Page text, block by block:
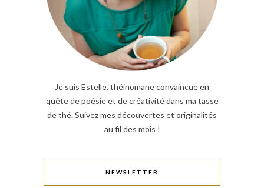
Je suis Estelle, théinomane convaincue en
quête de poésie et de créativité dans ma tasse
de thé. Suivez mes découvertes et originalités
au fil des mois !
NEWSLETTER